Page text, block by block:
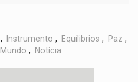
, Instrumento , Equílibrios , Paz ,
Mundo , Notícia